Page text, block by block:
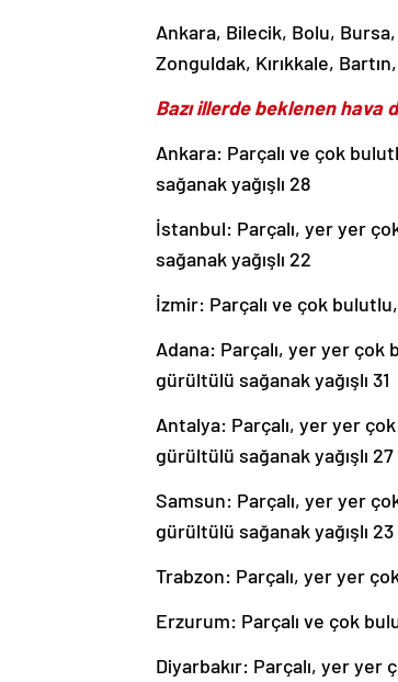
Ankara, Bilecik, Bolu,
Zonguldak, Kırıkkale,
Bazı illerde beklenen hava
Ankara: Parçalı ve çok
sağanak yağışlı 28
İstanbul: Parçalı, yer yer
sağanak yağışlı 22
İzmir: Parçalı ve çok
Adana: Parçalı, yer yer
gürültülü sağanak yağışlı 31
Antalya: Parçalı, yer yer
gürültülü sağanak yağışlı 27
Samsun: Parçalı, yer yer
gürültülü sağanak yağışlı 23
Trabzon: Parçalı, yer yer
Erzurum: Parçalı ve çok
Diyarbakır: Parçalı, yer